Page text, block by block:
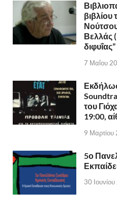
Βελλάς
διφυΐας”
7 Μαΐου
του
19:00,
9 Μαρτίου
5ο
30